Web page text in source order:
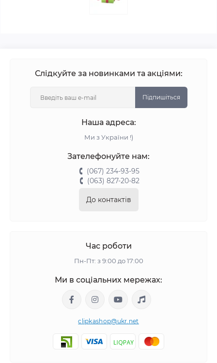
Слідкуйте за новинками та акціями:
Підпишіться
Наша адреса:
Ми з України !)
Зателефонуйте нам:
(067) 234-93-95
(063) 827-20-82
До контактів
Час роботи
Пн-Пт: з 9:00 до 17:00
Ми в соціальних мережах:
clipkashop@ukr.net